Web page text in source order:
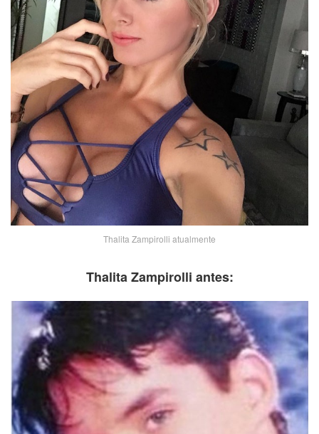
Thalita Zampirolli atualmente
Thalita Zampirolli antes: